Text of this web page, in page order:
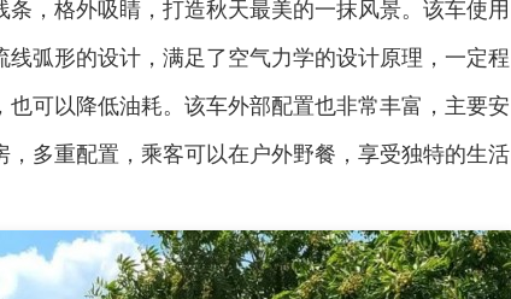
，格外吸睛，打造秋天最美的一抹风景。该车使用
弧形的设计，满足了空气力学的设计原理，一定程
可以降低油耗。该车外部配置也非常丰富，主要安
多重配置，乘客可以在户外野餐，享受独特的生活